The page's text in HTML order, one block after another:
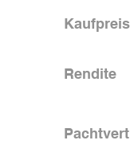
Kaufpreis
Rendite